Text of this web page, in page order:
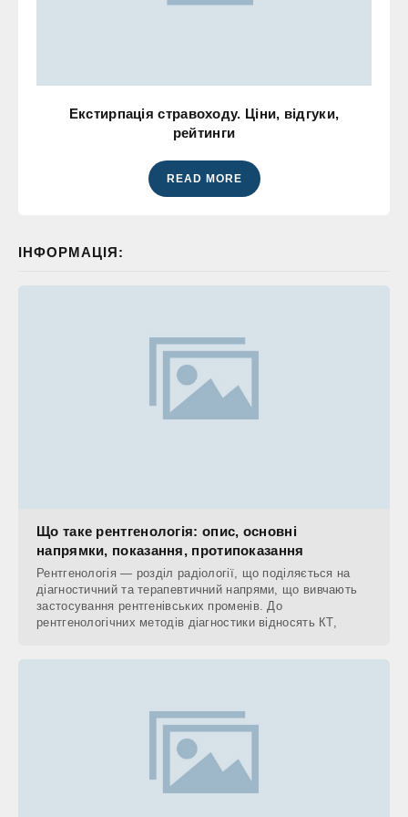
Екстирпація стравоходу. Ціни, відгуки,
рейтинги
READ MORE
ІНФОРМАЦІЯ:
Що таке рентгенологія: опис, основні
напрямки, показання, протипоказання
Рентгенологія — розділ радіології, що поділяється на
діагностичний та терапевтичний напрями, що вивчають
застосування рентгенівських променів. До
рентгенологічних методів діагностики відносять КТ,